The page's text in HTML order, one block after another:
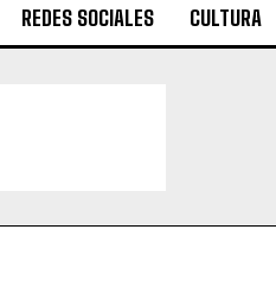
REDES SOCIALES CULTURA